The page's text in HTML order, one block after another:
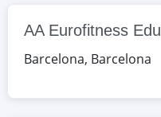
Bemen 3
c. Sant Ferran,
AA Eurofitness Edu
Barcelona, Barcelona